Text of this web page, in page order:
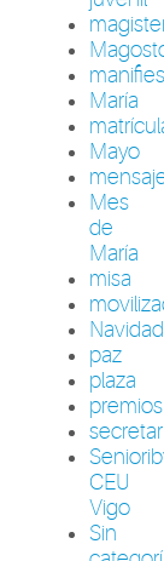
María
Mayo
Mes
de
María
misa
Navidad
paz
plaza
premios
CEU
Vigo
Sin